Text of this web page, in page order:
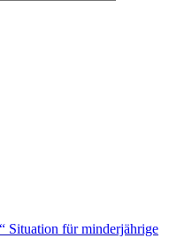
Situation für minderjährige